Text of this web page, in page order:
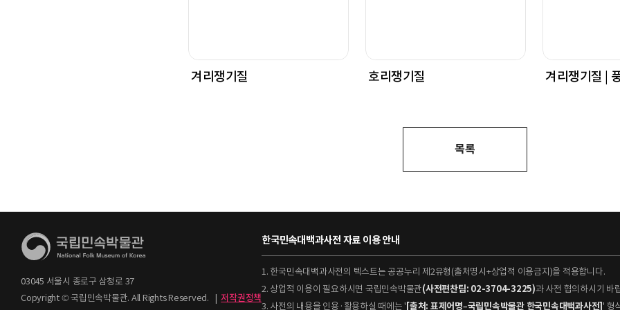
겨리쟁기질 호리쟁기질 겨리쟁기질 |
목록
03045 서울시 종로구 삼청로 37
Copyright © 국립민속박물관. All Rights Reserved.
| 저작권정책
한국민속대백과사전 자료 이용 안내
1. 한국민속대백과사전의 텍스트는 공공누리 제2유형(출처명시+상업적 이용금지)을 적용합니다.
2. 상업적 이용이 필요하시면 국립민속박물관(사전편찬팀: 02-3704-3225)과 사전 협의하시기 바
3. 사전의 내용을 인용·활용하실 때에는 ' [출처: 표제어명–국립민속박물관 한국민속대백과사전] ' 형